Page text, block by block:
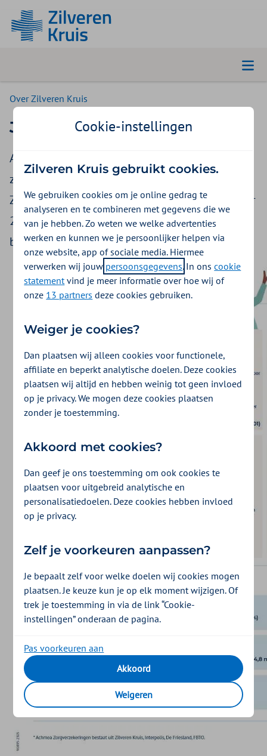
Over Zilveren Kruis
Jaarcijfers 2022
Achmea Zorgverzekeringen N.V., waar de
zorgverzekeringsactiviteiten van het merk
Zilveren Kruis toe behoren, heeft over heeft over
2022 een positief resultaat van €118 miljoen
behaald.
Cookie-instellingen
Zilveren Kruis gebruikt cookies.
We gebruiken cookies om je online gedrag te
analyseren en te combineren met gegevens die we
van je hebben. Zo weten we welke advertenties
werken en kunnen we je persoonlijker helpen via
onze website, app of sociale media. Hiermee
verwerken wij jouw persoonsgegevens. In onscookie
statementvind je meer informatie over hoe wij of
onze 13 partners deze cookies gebruiken.
Weiger je cookies?
Dan plaatsen wij alleen cookies voor functionele,
affiliate en beperkt analytische doelen. Deze cookies
plaatsen wij altijd en hebben weinig tot geen invloed
op je privacy. We mogen deze cookies plaatsen
zonder je toestemming.
Akkoord met cookies?
Dan geef je ons toestemming om ook cookies te
plaatsen voor uitgebreid analytische en
personalisatiedoelen. Deze cookies hebben invloed
op je privacy.
Zelf je voorkeuren aanpassen?
Je bepaalt zelf voor welke doelen wij cookies mogen
plaatsen. Je keuze kun je op elk moment wijzigen. Of
trek je toestemming in via de link “Cookie-
instellingen” onderaan de pagina.
Pas voorkeuren aan
Akkoord
Weigeren